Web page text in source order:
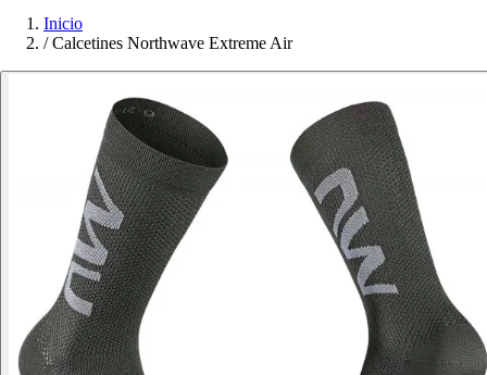
Inicio
/ Calcetines Northwave Extreme Air